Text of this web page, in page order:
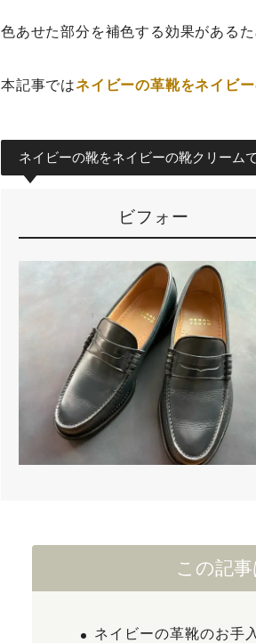
色あせた部分を補色する効果がある
本記事ではネイビーの革靴をネイビ
ネイビーの靴をネイビーの靴クリーム
ビフォー
この記
ネイビーの革靴のお手